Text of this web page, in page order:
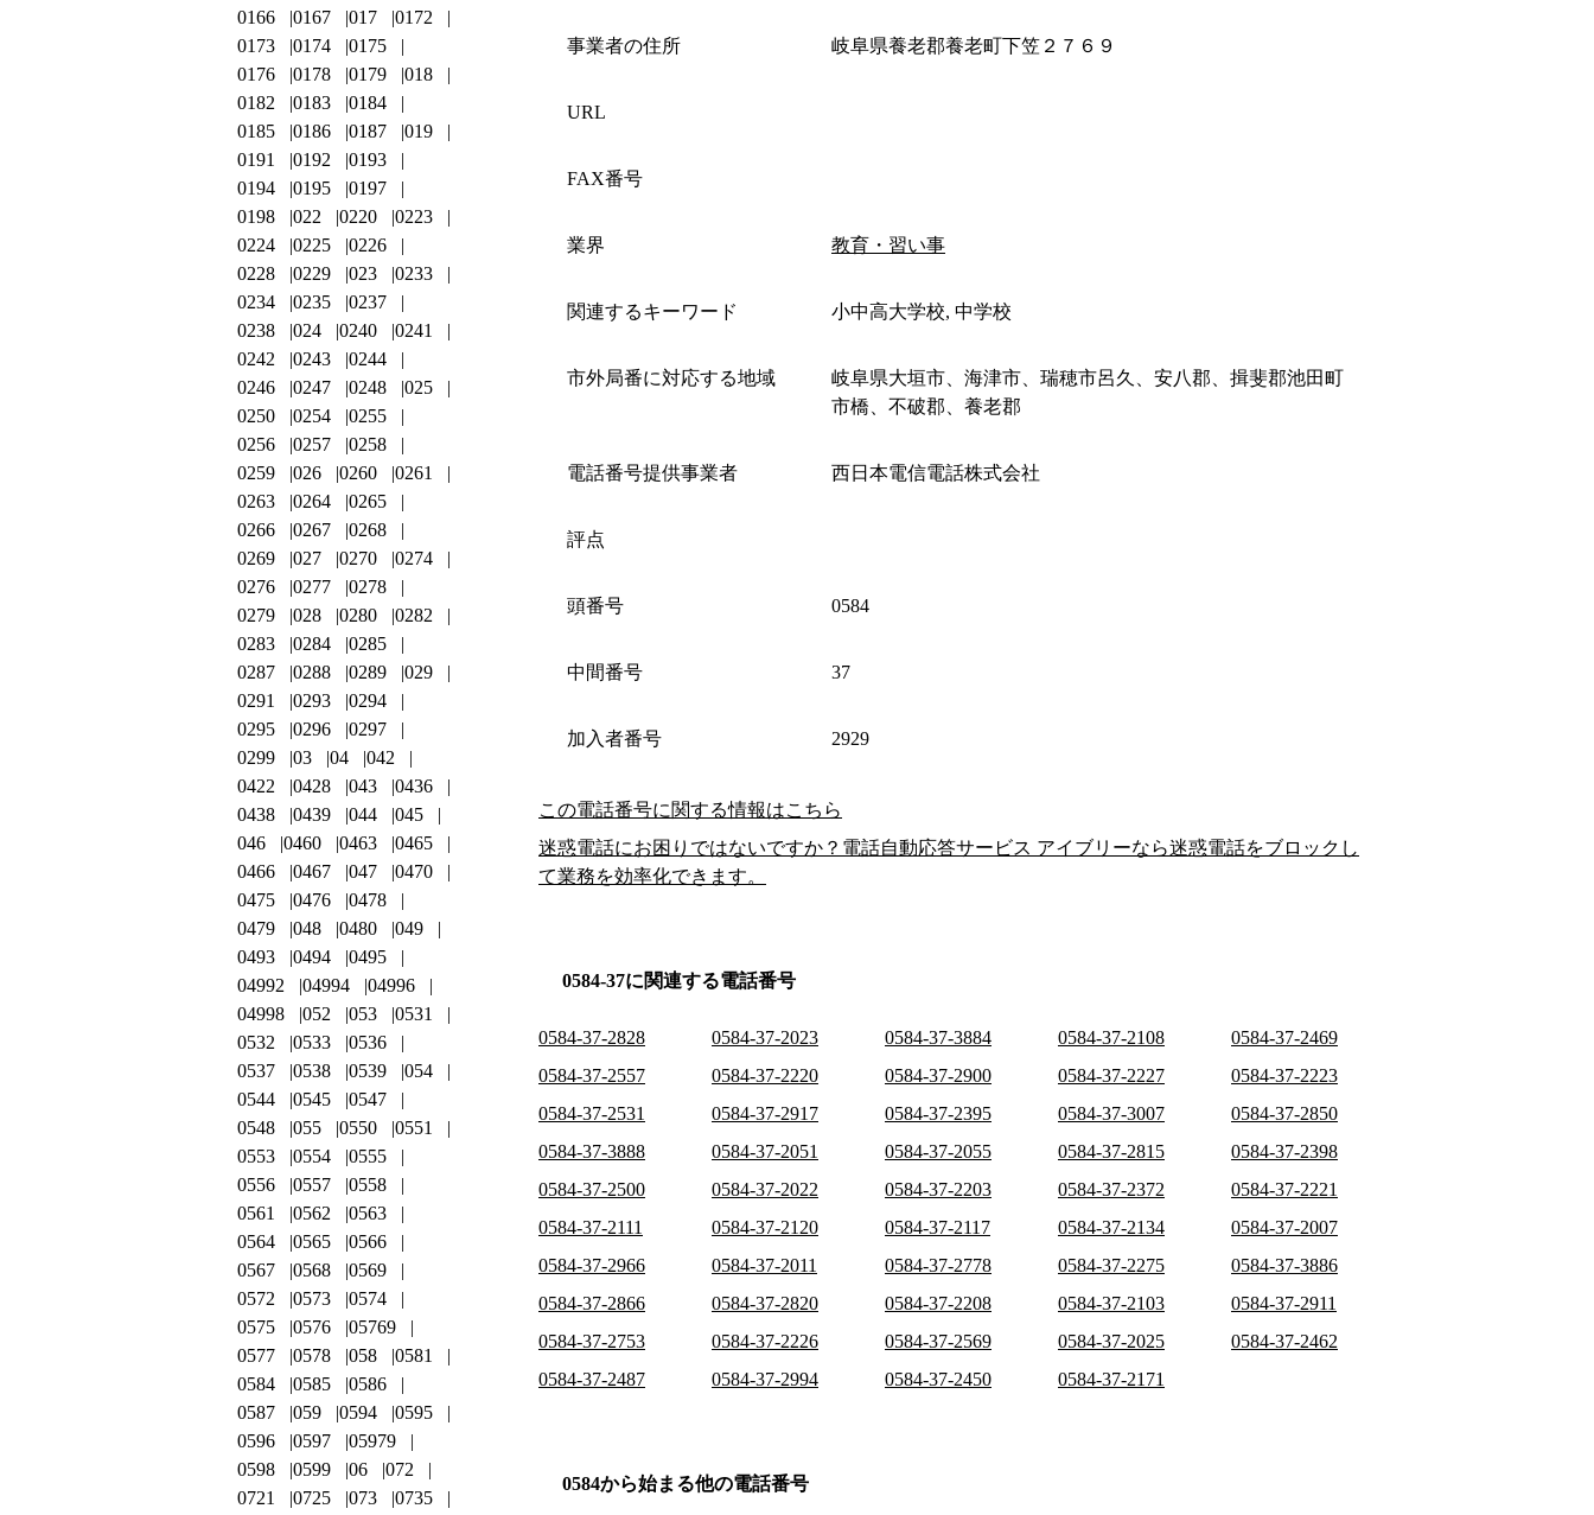
事業者の住所 岐阜県養老郡養老町下笠２７６９
URL
FAX番号
業界 教育・習い事
関連するキーワード 小中高大学校, 中学校
市外局番に対応する地域
岐阜県大垣市、海津市、瑞穂市呂久、安八郡、揖斐郡池田町
市橋、不破郡、養老郡
電話番号提供事業者 西日本電信電話株式会社
評点
頭番号 0584
中間番号 37
加入者番号 2929
この電話番号に関する情報はこちら
迷惑電話にお困りではないですか？電話自動応答サービス アイブリーなら迷惑電話をブロックし
て業務を効率化できます。
0584-37に関連する電話番号
0584-37-2828 0584-37-2023 0584-37-3884 0584-37-2108
0584-37-2469
0584-37-2557
0584-37-2220 0584-37-2900 0584-37-2227
0584-37-2223
0584-37-2531
0584-37-2917 0584-37-2395 0584-37-3007
0584-37-2850
0584-37-3888
0584-37-2051 0584-37-2055 0584-37-2815
0584-37-2398
0584-37-2500
0584-37-2022 0584-37-2203 0584-37-2372
0584-37-2221
0584-37-2111
0584-37-2120 0584-37-2117 0584-37-2134
0584-37-2007
0584-37-2966
0584-37-2011 0584-37-2778 0584-37-2275
0584-37-3886
0584-37-2866
0584-37-2820 0584-37-2208 0584-37-2103
0584-37-2911
0584-37-2753
0584-37-2226 0584-37-2569 0584-37-2025
0584-37-2462
0584-37-2487
0584-37-2994 0584-37-2450 0584-37-2171
0584から始まる他の電話番号
0166
0167 017
0172
0173
0174
0175
0176
0178 0179
018
0182
0183
0184
0185
0186 0187
019
0191
0192
0193
0194
0195
0197
0198
022 0220
0223
0224
0225
0226
0228
0229 023
0233
0234
0235
0237
0238
024 0240
0241
0242
0243
0244
0246
0247 0248
025
0250
0254
0255
0256
0257
0258
0259
026 0260
0261
0263
0264
0265
0266
0267
0268
0269
027 0270
0274
0276
0277
0278
0279
028 0280
0282
0283
0284
0285
0287
0288 0289
029
0291
0293
0294
0295
0296
0297
0299
03 04
042
0422
0428 043
0436
0438
0439 044
045
046
0460 0463
0465
0466
0467 047
0470
0475
0476
0478
0479
048 0480
049
0493
0494
0495
04992
04994
04996
04998
052 053
0531
0532
0533
0536
0537
0538 0539
054
0544
0545
0547
0548
055 0550
0551
0553
0554
0555
0556
0557
0558
0561
0562
0563
0564
0565
0566
0567
0568
0569
0572
0573
0574
0575
0576
05769
0577
0578 058
0581
0584
0585
0586
0587
059 0594
0595
0596
0597
05979
0598
0599 06
072
0721
0725 073
0735